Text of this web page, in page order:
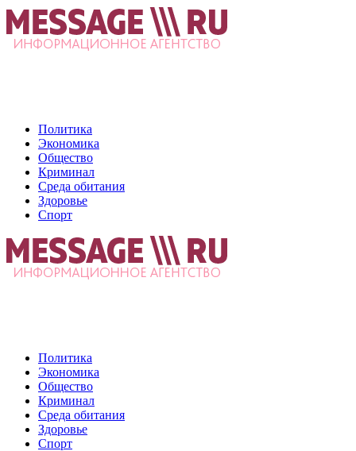
Политика
Экономика
Общество
Криминал
Среда обитания
Здоровье
Спорт
Политика
Экономика
Общество
Криминал
Среда обитания
Здоровье
Спорт